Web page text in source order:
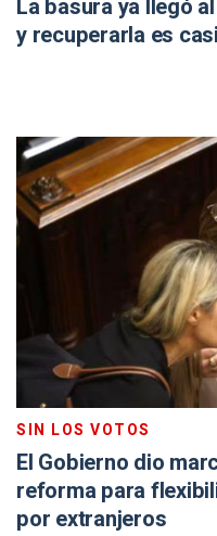
La basura ya llegó
y recuperarla es
SIN LOS VOTOS
El Gobierno dio
reforma para
por extranjeros